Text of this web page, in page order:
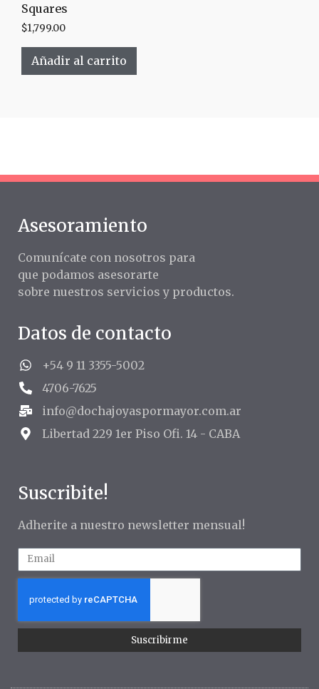
Squares
$1,799.00
Añadir al carrito
Asesoramiento
Comunícate con nosotros para
que podamos asesorarte
sobre nuestros servicios y productos.
Datos de contacto
+54 9 11 3355-5002
4706-7625
info@dochajoyaspormayor.com.ar
Libertad 229 1er Piso Ofi. 14 - CABA
Suscribite!
Adherite a nuestro newsletter mensual!
Suscribirme